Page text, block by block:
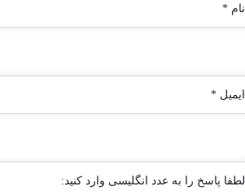
نام *
ایمیل *
لطفا پاسخ را به عدد انگلیسی وارد کنید: